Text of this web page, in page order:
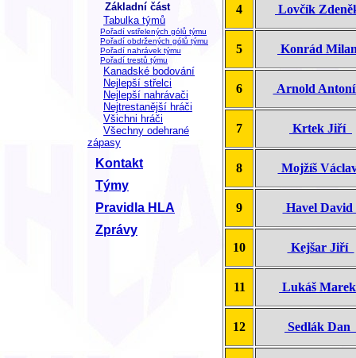
Základní část
Tabulka týmů
Pořadí vstřelených gólů týmu
Pořadí obdržených gólů týmu
Pořadí nahrávek týmu
Pořadí trestů týmu
Kanadské bodování
Nejlepší střelci
Nejlepší nahrávači
Nejtrestanější hráči
Všichni hráči
Všechny odehrané
zápasy
Kontakt
Týmy
Pravidla HLA
Zprávy
4 Lovčík
5 Konrád
6 Arnold
7 Krtek Jiří
8 Mojžíš
9 Havel
10 Kejšar Jiří
11 Lukáš
12 Sedlák Dan